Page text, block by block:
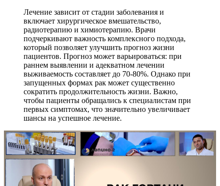
Лечение зависит от стадии заболевания и
включает хирургическое вмешательство,
радиотерапию и химиотерапию. Врачи
подчеркивают важность комплексного подхода,
который позволяет улучшить прогноз жизни
пациентов. Прогноз может варьироваться: при
раннем выявлении и адекватном лечении
выживаемость составляет до 70-80%. Однако при
запущенных формах рак может существенно
сократить продолжительность жизни. Важно,
чтобы пациенты обращались к специалистам при
первых симптомах, что значительно увеличивает
шансы на успешное лечение.